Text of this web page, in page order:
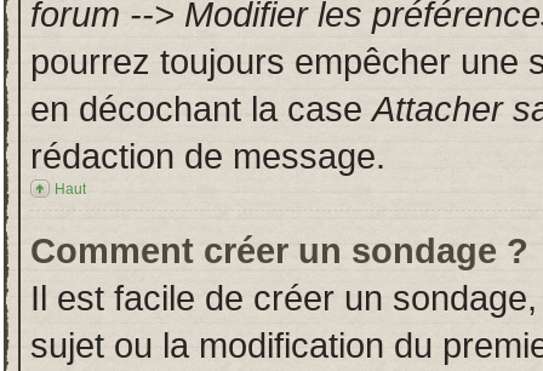
forum --> Modifier les
pourrez toujours empêcher une
en décochant la caseAttacher
rédaction de message.
Haut
Comment créer un sondage ?
Il est facile de créer un
sujet ou la modification du